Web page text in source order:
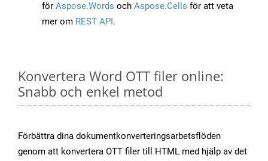
för Aspose.Words och Aspose.Cells för att veta
mer om REST API.
Konvertera Word OTT filer online:
Snabb och enkel metod
Förbättra dina dokumentkonverteringsarbetsflöden
genom att konvertera OTT filer till HTML med hjälp av det